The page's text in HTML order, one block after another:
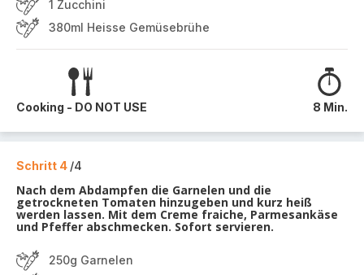
1 Zucchini
380ml Heisse Gemüsebrühe
Cooking - DO NOT USE 8 Min.
Schritt 4 /4
Nach dem Abdampfen die Garnelen und die
getrockneten Tomaten hinzugeben und kurz heiß
werden lassen. Mit dem Creme fraiche, Parmesankäse
und Pfeffer abschmecken. Sofort servieren.
250g Garnelen